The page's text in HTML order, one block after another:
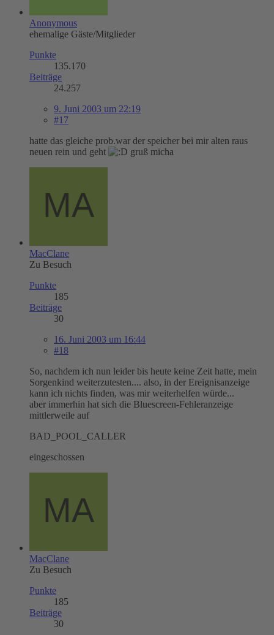
Anonymous
ehemalige Gäste/Mitglieder
Punkte
135.170
Beiträge
24.257
9. Juni 2003 um 22:19
#17
hatte das gleiche prob.war der speicher bei mir alten raus
neuen rein und geht
gruß micha
MacClane
Zu Besuch
Punkte
185
Beiträge
30
16. Juni 2003 um 16:44
#18
So, nachdem ich nun leider bis heute keine Zeit hatte, mein
Sorgenkind weiterzutesten.... also, in der Ereignisanzeige
kann ich nichts finden, was mir weiterhelfen würde...
aber immerhin hat sich die Bluescreen-Fehleranzeige
mittlerweile auf
BAD_POOL_CALLER
eingeschossen
MacClane
Zu Besuch
Punkte
185
Beiträge
30